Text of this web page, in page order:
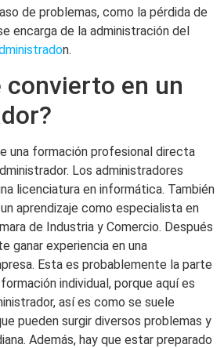
de problemas, como la pérdida de
encarga de la administración del
n.
convierto en un
una formación profesional directa
Los administradores
licenciatura en informática. También
aprendizaje como especialista en
de Industria y Comercio. Después
ganar experiencia en una
Esta es probablemente la parte
individual, porque aquí es
así es como se suele
pueden surgir diversos problemas y
Además, hay que estar preparado